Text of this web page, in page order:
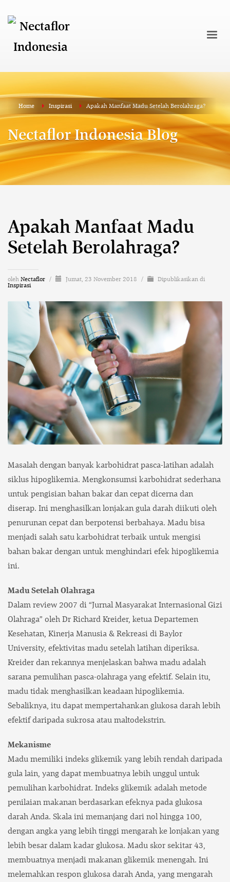
Home Inspirasi Apakah Manfaat Madu Setelah Berolahraga?
Nectaflor Indonesia Blog
Apakah Manfaat Madu
Setelah Berolahraga?
oleh Nectaflor / Jumat, 23 November 2018 /
Dipublikasikan di
Inspirasi
Masalah dengan banyak karbohidrat pasca-latihan adalah
siklus hipoglikemia. Mengkonsumsi karbohidrat sederhana
untuk pengisian bahan bakar dan cepat dicerna dan
diserap. Ini menghasilkan lonjakan gula darah diikuti oleh
penurunan cepat dan berpotensi berbahaya. Madu bisa
menjadi salah satu karbohidrat terbaik untuk mengisi
bahan bakar dengan untuk menghindari efek hipoglikemia
ini.
Madu Setelah Olahraga
Dalam review 2007 di “Jurnal Masyarakat Internasional Gizi
Olahraga” oleh Dr Richard Kreider, ketua Departemen
Kesehatan, Kinerja Manusia & Rekreasi di Baylor
University, efektivitas madu setelah latihan diperiksa.
Kreider dan rekannya menjelaskan bahwa madu adalah
sarana pemulihan pasca-olahraga yang efektif. Selain itu,
madu tidak menghasilkan keadaan hipoglikemia.
Sebaliknya, itu dapat mempertahankan glukosa darah lebih
efektif daripada sukrosa atau maltodekstrin.
Mekanisme
Madu memiliki indeks glikemik yang lebih rendah daripada
gula lain, yang dapat membuatnya lebih unggul untuk
pemulihan karbohidrat. Indeks glikemik adalah metode
penilaian makanan berdasarkan efeknya pada glukosa
darah Anda. Skala ini memanjang dari nol hingga 100,
dengan angka yang lebih tinggi mengarah ke lonjakan yang
lebih besar dalam kadar glukosa. Madu skor sekitar 43,
membuatnya menjadi makanan glikemik menengah. Ini
melemahkan respon glukosa darah Anda, yang mengarah